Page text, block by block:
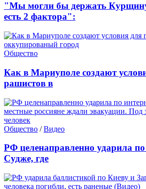
"Мы могли бы держать
есть 2 фактора":
Общество
Как в Мариуполе создают
рашистов в
Общество /Видео
РФ целенаправленно ударила
Судже, где